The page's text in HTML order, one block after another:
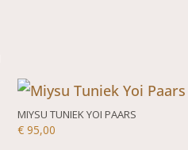
MIYSU TUNIEK YOI PAARS
€95,00